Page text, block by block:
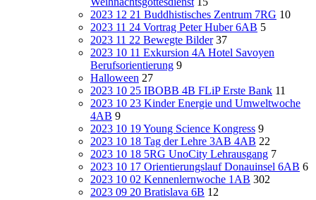
2023 12 21 Buddhistisches Zentrum 7RG 10
2023 11 24 Vortrag Peter Huber 6AB 5
2023 11 22 Bewegte Bilder 37
2023 10 11 Exkursion 4A Hotel Savoyen
Berufsorientierung 9
Halloween 27
2023 10 25 IBOBB 4B FLiP Erste Bank 11
2023 10 23 Kinder Energie und Umweltwoche
4AB 9
2023 10 19 Young Science Kongress 9
2023 10 18 Tag der Lehre 3AB 4AB 22
2023 10 18 5RG UnoCity Lehrausgang 7
2023 10 17 Orientierungslauf Donauinsel 6AB 6
2023 10 02 Kennenlernwoche 1AB 302
2023 09 20 Bratislava 6B 12